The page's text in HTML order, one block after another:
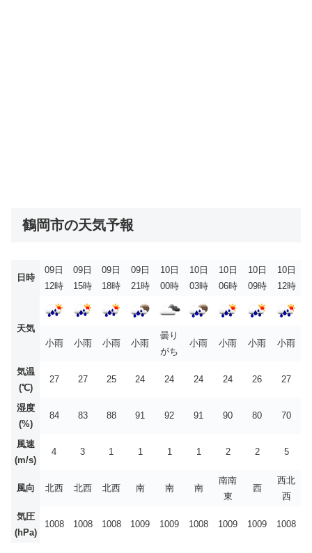
鶴岡市の天気予報
日時
09日
12時
09日
15時
09日
18時
09日
21時
10日
00時
10日
03時
10日
06時
10日
09時
10日
12時
天気
小雨
小雨 小雨 小雨
曇り
がち
小雨 小雨 小雨 小雨
気温
(℃)
27 27 25 24 24 24 24 26 27
湿度
(%)
84 83 88 91 92 91 90 80 70
風速
(m/s)
4 3 1 1 1 1 2 2 5
風向 北西 北西 北西 南 南 南
南南
東
西
西北
西
気圧
(hPa)
1008 1008 1008 1009 1009 1008 1009 1009 1008